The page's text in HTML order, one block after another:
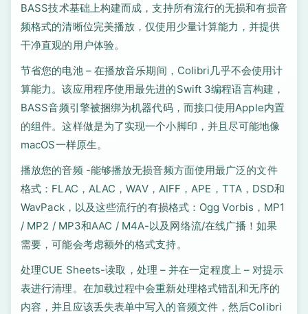
BASS技术基础上构建而成，支持所有流行的无损和有损音
频格式的清晰位完美播放，仅使用少量计算能力，并提供
干净直观的用户体验。
节省您的电池 – 在播放音乐期间，Colibri几乎不会使用计
算能力。该应用程序使用最先进的Swift 3编程语言构建，
BASS音频引擎被捆绑为机器代码，而接口使用Apple内置
的组件。这样做是为了实现一个小脚印，并且尽可能地像
macOS一样原生。
播放您的音频 -能够播放无损音频方面使用最广泛的文件
格式：FLAC，ALAC，WAV，AIFF，APE，TTA，DSD和
WavPack，以及这些流行的有损格式：Ogg Vorbis，MP1
/ MP2 / MP3和AAC / M4A-以及网络流/在线广播！如果
需要，可能会考虑额外的格式支持。
处理CUE Sheets-读取，处理 – 并在一定程度上 – 对提示
表进行清理。在加载过程中会重新处理格式错乱和无序的
内容，并且应该丢失表单中写入的音频文件，然后Colibri